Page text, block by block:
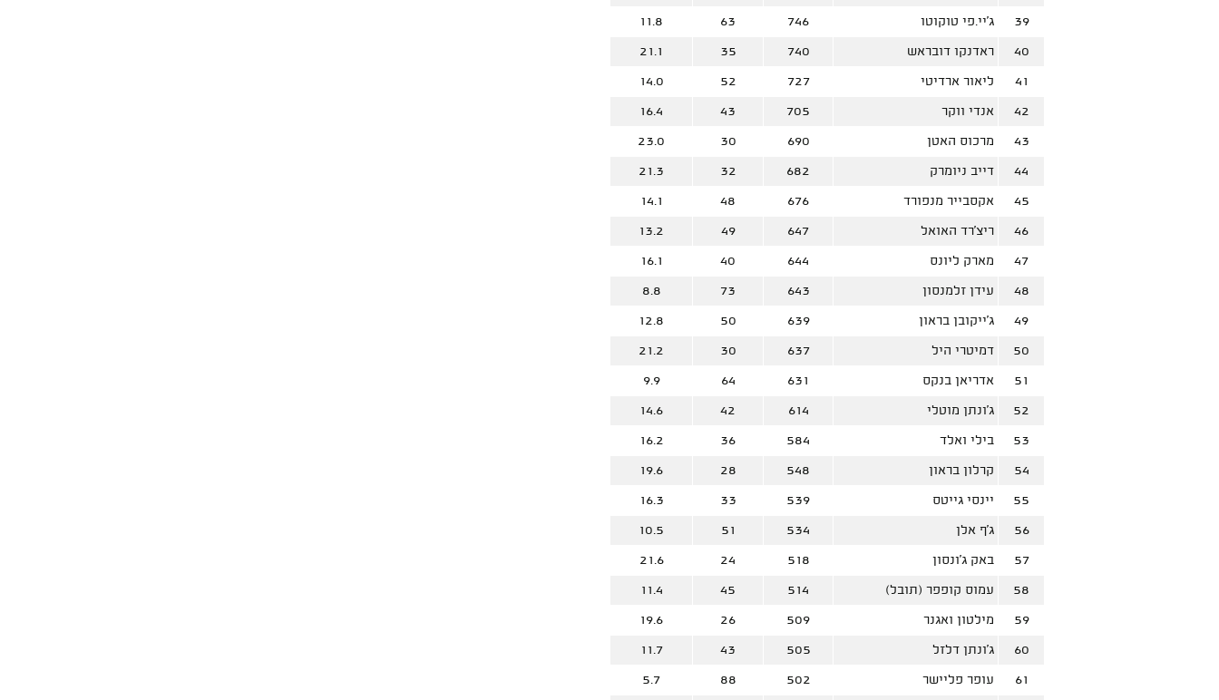
39 ג'יי.פי טוקוטו 746
63
11.8
40 ראדנקו דובראש 740
35
21.1
41 ליאור ארדיטי 727
52
14.0
42 אנדי ווקר 705
43
16.4
43 מרכוס האטן 690
30
23.0
44 דייב ניומרק 682
32
21.3
45 אקסבייר מנפורד 676
48
14.1
46 ריצ'רד האואל 647
49
13.2
47 מארק ליונס 644
40
16.1
48 עידן זלמנסון 643
73
8.8
49 ג'ייקובן בראון 639
50
12.8
50 דמיטרי היל 637
30
21.2
51 אדריאן בנקס 631
64
9.9
52 ג'ונתן מוטלי 614
42
14.6
53 בילי ואלד 584
36
16.2
54 קרלון בראון 548
28
19.6
55 יינסי גייטס 539
33
16.3
56 ג'ף אלן 534
51
10.5
57 באק ג'ונסון 518
24
21.6
58 עמוס קופפר (תובל) 514
45
11.4
59 מילטון ואגנר 509
26
19.6
60 ג'ונתן דלזל 505
43
11.7
61 עופר פליישר 502
88
5.7